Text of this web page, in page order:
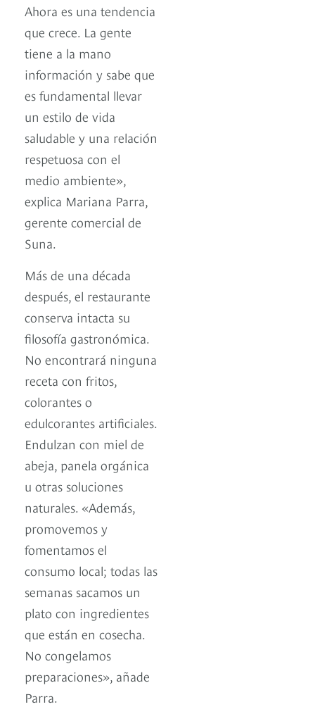
Ahora es una tendencia
que crece. La gente
tiene a la mano
información y sabe que
es fundamental llevar
un estilo de vida
saludable y una relación
respetuosa con el
medio ambiente»,
explica Mariana Parra,
gerente comercial de
Suna.
Más de una década
después, el restaurante
conserva intacta su
filosofía gastronómica.
No encontrará ninguna
receta con fritos,
colorantes o
edulcorantes artificiales.
Endulzan con miel de
abeja, panela orgánica
u otras soluciones
naturales. «Además,
promovemos y
fomentamos el
consumo local; todas las
semanas sacamos un
plato con ingredientes
que están en cosecha.
No congelamos
preparaciones», añade
Parra.